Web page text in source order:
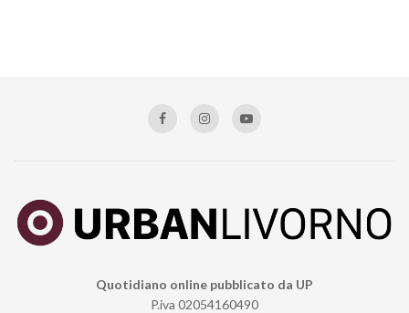
Quotidiano online pubblicato da UP
P.iva 02054160490